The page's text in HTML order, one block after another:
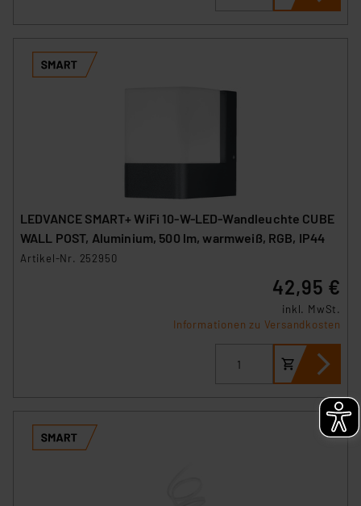
LEDVANCE SMART+ WiFi 10-W-LED-Wandleuchte CUBE
WALL POST, Aluminium, 500 lm, warmweiß, RGB, IP44
Artikel-Nr. 252950
42,95 €
inkl. MwSt.
Informationen zu Versandkosten